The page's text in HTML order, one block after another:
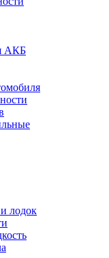
АКБ
лодок